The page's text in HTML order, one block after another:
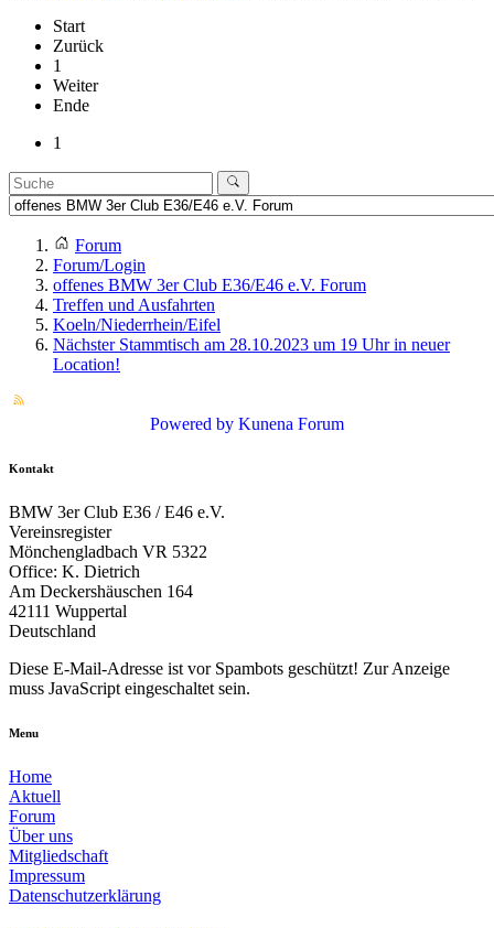
Start
Zurück
1
Weiter
Ende
1
Forum
Forum/Login
offenes BMW 3er Club E36/E46 e.V. Forum
Treffen und Ausfahrten
Koeln/Niederrhein/Eifel
Nächster Stammtisch am 28.10.2023 um 19 Uhr in neuer
Location!
Powered by Kunena Forum
Kontakt
BMW 3er Club E36 / E46 e.V.
Vereinsregister
Mönchengladbach VR 5322
Office: K. Dietrich
Am Deckershäuschen 164
42111 Wuppertal
Deutschland
Diese E-Mail-Adresse ist vor Spambots geschützt! Zur Anzeige
muss JavaScript eingeschaltet sein.
Menu
Home
Aktuell
Forum
Über uns
Mitgliedschaft
Impressum
Datenschutzerklärung